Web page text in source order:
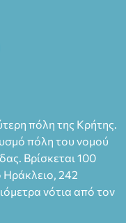
πόλη της Κρήτης.
πόλη του νομού
Βρίσκεται 100
Ηράκλειο, 242
νότια από τον